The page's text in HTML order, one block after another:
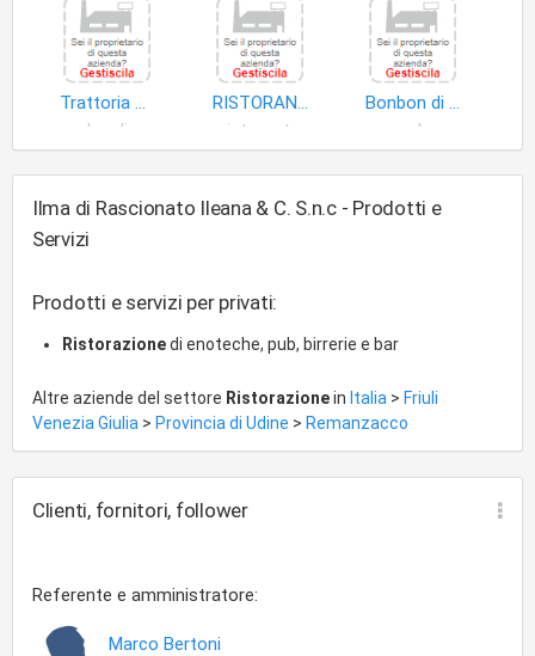
Trattoria Ai Cacciatori S.a.s. di Zanon Marcello & C
locali
RISTORANTE PIZZERIA AL CARDINALE DI MANSI GENNARO
ristorante
Bonbon di Castellani Gianna & C. S.n.c
pub
Ilma di Rascionato Ileana & C. S.n.c - Prodotti e
Servizi
Prodotti e servizi per privati:
Ristorazionedi enoteche, pub, birrerie e bar
Altre aziende del settore Ristorazionein Italia > Friuli
Venezia Giulia > Provincia di Udine > Remanzacco
Clienti, fornitori, follower
Referente e amministratore:
Marco Bertoni